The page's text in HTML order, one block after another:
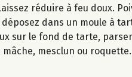
réduire à feu doux.
déposez dans un moule à
sur le fond de tarte,
mâche, mesclun ou roquette.